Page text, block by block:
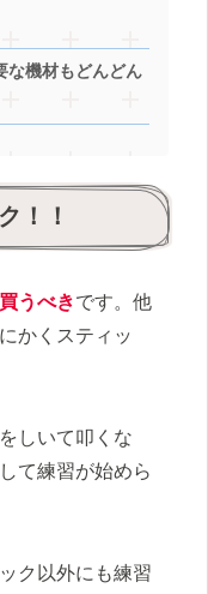
な機材もどんどん
！！
うべきです。他
かくスティッ
しいて叩くな
て練習が始めら
ク以外にも練習